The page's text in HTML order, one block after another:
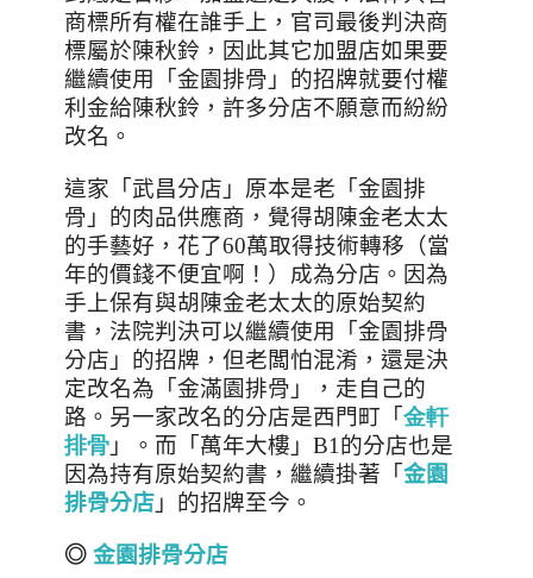
商標所有權在誰手上，官司最後判決商
標屬於陳秋鈴，因此其它加盟店如果要
繼續使用「金園排骨」的招牌就要付權
利金給陳秋鈴，許多分店不願意而紛紛
改名。
這家 「武昌分店」 原本是老 「金園排
骨」的肉品供應商，覺得胡陳金老太太
的手藝好，花了60萬取得技術轉移（當
年的價錢不便宜啊！）成為分店。因為
手上保有與胡陳金老太太的原始契約
書，法院判決可以繼續使用「金園排骨
分店」的招牌，但老闆怕混淆，還是決
定改名為「金滿園排骨」，走自己的
路。另一家改名的分店是西門町「 金軒
排骨 」。而「萬年大樓」B1的分店也是
因為持有原始契約書，繼續掛著「 金園
排骨分店 」的招牌至今。
◎ 金園排骨分店